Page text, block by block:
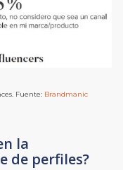
Fuente: Brandmanic
la
de perfiles?